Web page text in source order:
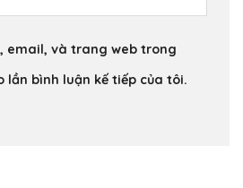
email, và trang web trong
bình luận kế tiếp của tôi.